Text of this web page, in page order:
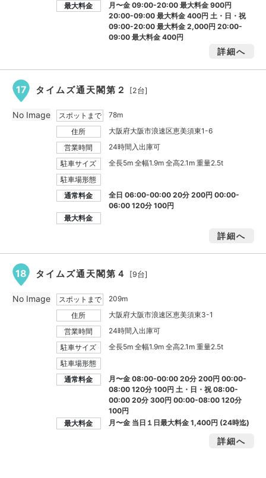
最大料金
月〜金 09:00-20:00 最大料金900円
20:00-09:00 最大料金400円土・日・祝
09:00-20:00 最大料金2,000円20:00-
09:00 最大料金400円
詳細へ
17 タイムズ通天閣第２ [2台]
スポットまで
78m
住所
大阪府大阪市浪速区恵美須東1-6
営業時間
24時間入出庫可
駐車サイズ
全長5m 全幅1.9m 全高2.1m 重量2.5t
駐車場形態
通常料金
全日 06:00-00:00 20分 200円 00:00-
06:00 120分 100円
最大料金
詳細へ
No Image
18 タイムズ通天閣第４ [9台]
スポットまで
209m
住所
大阪府大阪市浪速区恵美須東3-1
営業時間
24時間入出庫可
駐車サイズ
全長5m 全幅1.9m 全高2.1m 重量2.5t
駐車場形態
通常料金
月〜金 08:00-00:00 20分 200円 00:00-
08:00 120分 100円 土・日・祝 08:00-
00:00 20分 300円 00:00-08:00 120分
100円
最大料金
月〜金 当日１日最大料金1,400円 (24時迄)
詳細へ
No Image